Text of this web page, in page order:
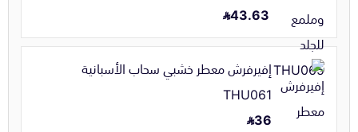
43.63
إفيرفرش معطر خشبي سحاب الأسبانية
THU061
36